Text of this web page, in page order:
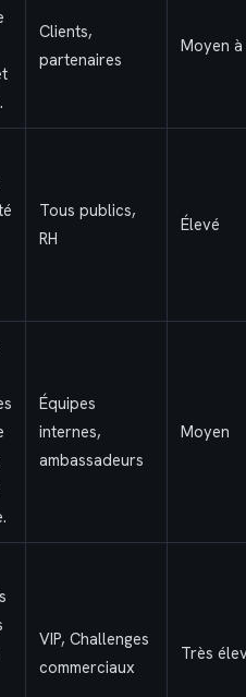
Clients,
partenaires
Moyen
Tous publics,
RH
Élevé
Équipes
internes,
ambassadeurs
Moyen
VIP, Challenges
commerciaux
Très